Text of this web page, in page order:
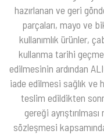
hazırlanan ve geri
parçaları, mayo ve
kullanımlık ürünler,
kullanma tarihi
edilmesinin ardından
iade edilmesi sağlık ve
teslim edildikten
gereği
sözleşmesi